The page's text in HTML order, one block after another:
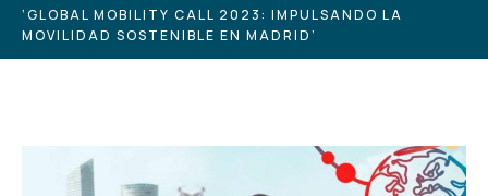
‘GLOBAL MOBILITY CALL 2023: IMPULSANDO LA
MOVILIDAD SOSTENIBLE EN MADRID’